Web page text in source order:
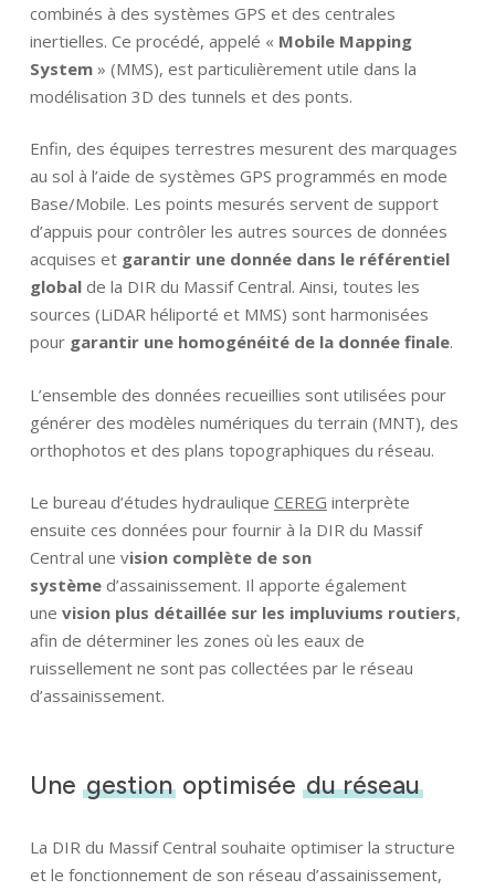
combinés à des systèmes GPS et des centrales
inertielles. Ce procédé, appelé « Mobile Mapping
System » (MMS), est particulièrement utile dans la
modélisation 3D des tunnels et des ponts.
Enfin, des équipes terrestres mesurent des marquages
au sol à l’aide de systèmes GPS programmés en mode
Base/Mobile. Les points mesurés servent de support
d’appuis pour contrôler les autres sources de données
acquises et garantir une donnée dans le référentiel
globalde la DIR du Massif Central. Ainsi, toutes les
sources (LiDAR héliporté et MMS) sont harmonisées
pour garantir une homogénéité de la donnée finale.
L’ensemble des données recueillies sont utilisées pour
générer des modèles numériques du terrain (MNT), des
orthophotos et des plans topographiques du réseau.
Le bureau d’études hydraulique CEREG interprète
ensuite ces données pour fournir à la DIR du Massif
Central une vision complète de son
systèmed’assainissement. Il apporte également
une vision plus détaillée sur les impluviums routiers,
afin de déterminer les zones où les eaux de
ruissellement ne sont pas collectées par le réseau
d’assainissement.
Une gestionoptimisée du réseau
La DIR du Massif Central souhaite optimiser la structure
et le fonctionnement de son réseau d’assainissement,
Identité
Agences
Engagements
Actualités